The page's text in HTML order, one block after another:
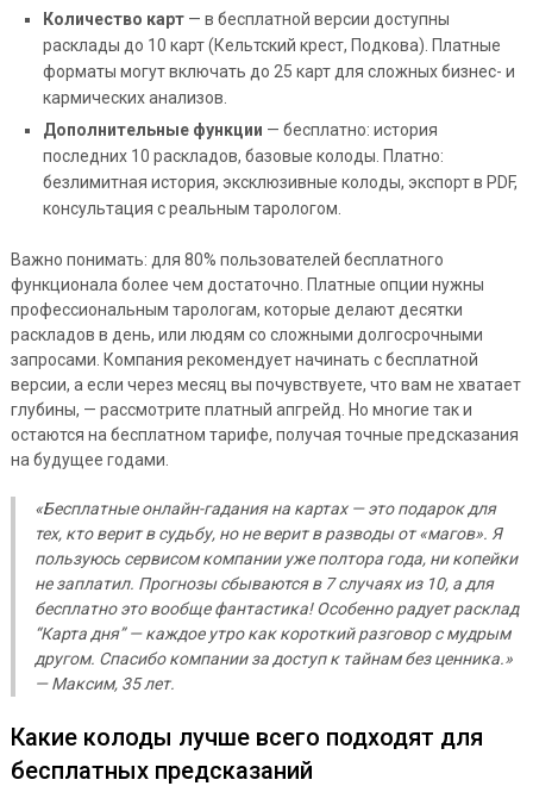
Количество карт— в бесплатной версии доступны
расклады до 10 карт (Кельтский крест, Подкова). Платные
форматы могут включать до 25 карт для сложных бизнес- и
кармических анализов.
Дополнительные функции — бесплатно: история
последних 10 раскладов, базовые колоды. Платно:
безлимитная история, эксклюзивные колоды, экспорт в PDF,
консультация с реальным тарологом.
Важно понимать: для 80% пользователей бесплатного
функционала более чем достаточно. Платные опции нужны
профессиональным тарологам, которые делают десятки
раскладов в день, или людям со сложными долгосрочными
запросами. Компания рекомендует начинать с бесплатной
версии, а если через месяц вы почувствуете, что вам не хватает
глубины, — рассмотрите платный апгрейд. Но многие так и
остаются на бесплатном тарифе, получая точные предсказания
на будущее годами.
«Бесплатные онлайн-гадания на картах — это подарок для
тех, кто верит в судьбу, но не верит в разводы от «магов». Я
пользуюсь сервисом компании уже полтора года, ни копейки
не заплатил. Прогнозы сбываются в 7 случаях из 10, а для
бесплатно это вообще фантастика! Особенно радует расклад
“Карта дня” — каждое утро как короткий разговор с мудрым
другом. Спасибо компании за доступ к тайнам без ценника.»
— Максим, 35 лет.
Какие колоды лучше всего подходят для
бесплатных предсказаний